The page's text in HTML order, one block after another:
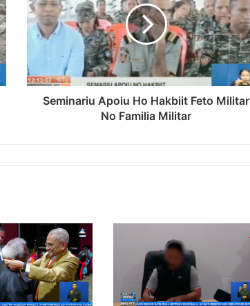
Seminariu Apoiu Ho Hakbiit Feto Militar
No Familia Militar